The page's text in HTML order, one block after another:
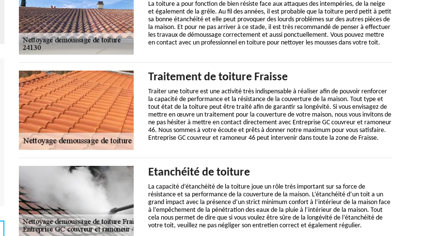
La toiture a pour fonction de bien résiste face aux attaques des intempéries, de la neige
et également de la grêle. Au fil des années, il est probable que la toiture perd petit à petit
sa bonne étanchéité et elle peut provoquer des lourds problèmes sur des autres pièces de
la maison. Et pour ne pas arriver à ce stade, il est très recommandé de penser à effectuer
les travaux de démoussage correctement et aussi ponctuellement. Vous pouvez mettre
en contact avec un professionnel en toiture pour nettoyer les mousses dans votre toit.
Traitement de toiture Fraisse
Traiter une toiture est une activité très indispensable à réaliser afin de pouvoir renforcer
la capacité de performance et la résistance de la couverture de la maison. Tout type et
tout état de la toiture peut être traité afin de garantir sa longévité. Si vous envisagez de
mettre en œuvre un traitement pour la couverture de votre maison, nous vous invitons de
ne pas hésiter à mettre en contact directement avec Entreprise GC couvreur et ramoneur
46. Nous sommes à votre écoute et prêts à donner notre maximum pour vous satisfaire.
Entreprise GC couvreur et ramoneur 46 peut intervenir dans toute la zone de Fraisse.
Etanchéité de toiture
La capacité d’étanchéité de la toiture joue un rôle très important sur sa force de
résistance et sa performance de la couverture de la maison. L’étanchéité d’un toit a un
grand impact avec la présence d’un strict minimum confort à l’intérieur de la maison face
à l’empêchement de la pénétration des eaux de la pluie à l’intérieur de la maison. Tout
cela nous permet de dire que si vous voulez être sûre de la longévité de l’étanchéité de
votre toit, veuillez ne pas négliger son entretien correct et également régulier.